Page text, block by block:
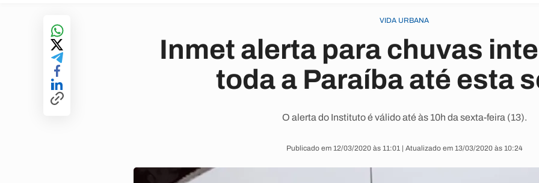
VIDA URBANA
Inmet alerta para chuvas
toda a Paraíba até esta
O alerta do Instituto é válido até às 10h da sexta-feira (13).
Publicado em 12/03/2020 às 11:01 | Atualizado em 13/03/2020 às 10:24